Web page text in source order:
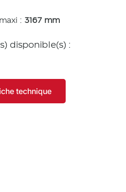
: 3167 mm
disponible(s) :
technique